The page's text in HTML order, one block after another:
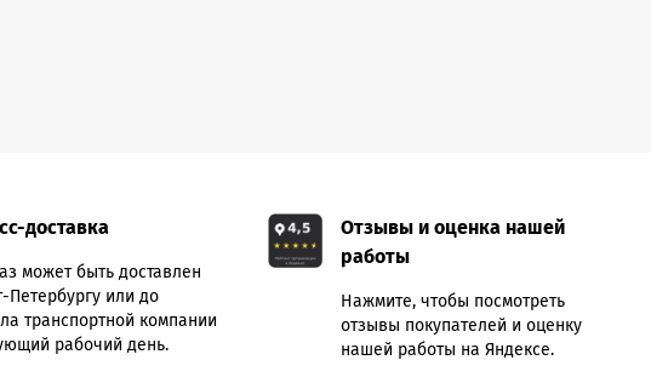
доставка
может быть доставлен
Петербургу или до
транспортной компании
рабочий день.
Отзывы и оценка нашей
работы
Нажмите, чтобы посмотреть
отзывы покупателей и оценку
нашей работы на Яндексе.